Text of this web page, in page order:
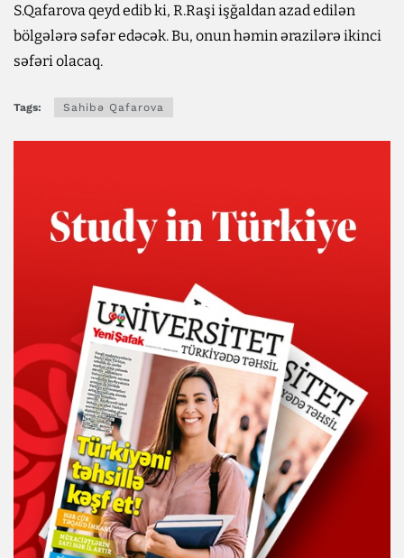
S.Qafarova qeyd edib ki, R.Raşi işğaldan azad edilən
bölgələrə səfər edəcək. Bu, onun həmin ərazilərə ikinci
səfəri olacaq.
Tags: Sahibə Qafarova